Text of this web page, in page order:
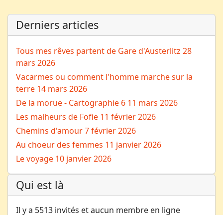
Derniers articles
Tous mes rêves partent de Gare d'Austerlitz 28
mars 2026
Vacarmes ou comment l'homme marche sur la
terre 14 mars 2026
De la morue - Cartographie 6 11 mars 2026
Les malheurs de Fofie 11 février 2026
Chemins d'amour7 février 2026
Au choeur des femmes 11 janvier 2026
Le voyage 10 janvier 2026
Qui est là
Il y a 5513 invités et aucun membre en ligne